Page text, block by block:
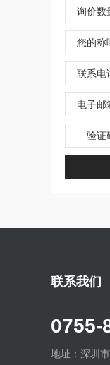
询价数
您的称
联系电
电子邮
验证
联系我们
0755-
地址：深圳